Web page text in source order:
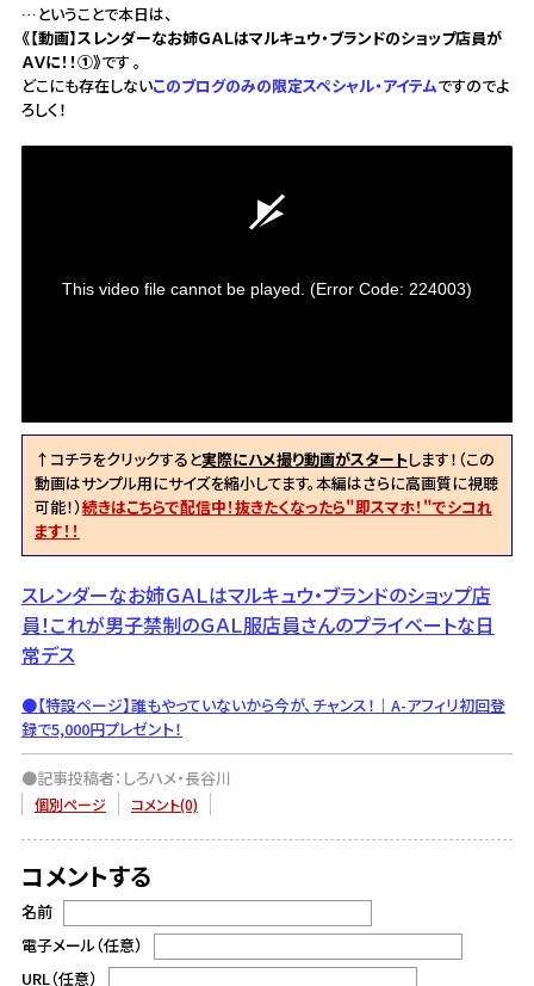
…ということで本日は、
《【動画】スレンダーなお姉ＧＡＬはマルキュウ・ブランドのショップ店員が
ＡＶに！！①》です 。
どこにも存在しないこのブログのみの限定スペシャル・アイテムですのでよ
ろしく！
This video file cannot be played. (Error Code: 224003)
↑コチラをクリックすると実際にハメ撮り動画がスタートします！（この
動画はサンプル用にサイズを縮小してます。本編はさらに高画質に視聴
可能！）続きはこちらで配信中！抜きたくなったら"即スマホ！"でシコれ
ます！！
スレンダーなお姉ＧＡＬはマルキュウ・ブランドのショップ店
員！これが男子禁制のＧＡＬ服店員さんのプライベートな日
常デス
●【特設ページ】誰もやっていないから今が、チャンス！｜A-アフィリ初回登
録で5,000円プレゼント！
●記事投稿者：しろハメ・長谷川
個別ページ コメント(0)
コメントする
名前
電子メール（任意）
URL（任意）